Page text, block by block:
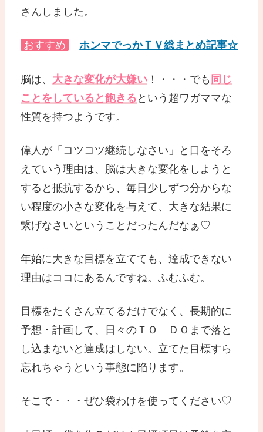
さんしました。
おすすめ ホンマでっかＴＶ総まとめ記事☆
脳は、 大きな変化が大嫌い ！・・・でも 同じ
ことをしていると飽きる という超ワガママな
性質を持つようです。
偉人が「コツコツ継続しなさい」と口をそろ
えていう理由は、脳は大きな変化をしようと
すると抵抗するから、毎日少しずつ分からな
い程度の小さな変化を与えて、大きな結果に
繋げなさいということだったんだなぁ♡
年始に大きな目標を立てても、達成できない
理由はココにあるんですね。ふむふむ。
目標をたくさん立てるだけでなく、長期的に
予想・計画して、日々のＴＯ ＤＯまで落と
し込まないと達成はしない。立てた目標すら
忘れちゃうという事態に陥ります。
そこで・・・ぜひ袋わけを使ってください♡